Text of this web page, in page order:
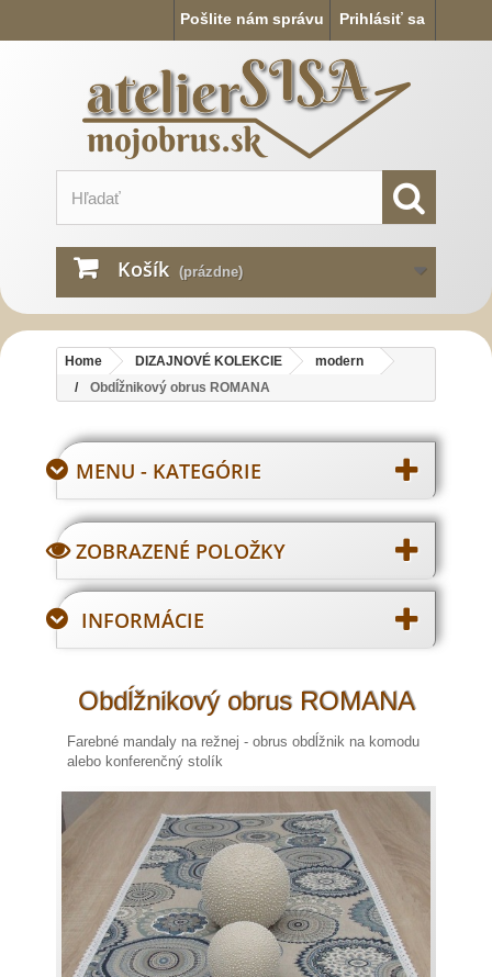
Prihlásiť sa
Pošlite nám správu
Košík (prázdne)
Home DIZAJNOVÉ KOLEKCIE
modern
Obdĺžnikový obrus ROMANA
MENU - KATEGÓRIE
ZOBRAZENÉ POLOŽKY
INFORMÁCIE
Obdĺžnikový obrus ROMANA
Farebné mandaly na režnej - obrus obdĺžnik na komodu
alebo konferenčný stolík